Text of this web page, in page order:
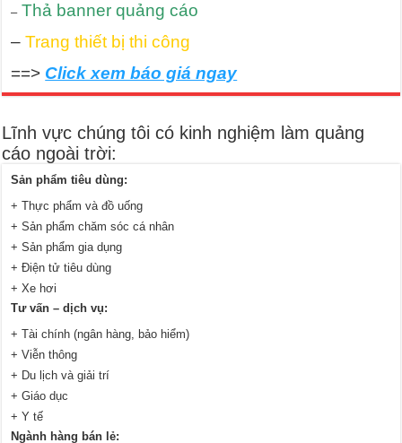
– Thả banner quảng cáo
–Trang thiết bị thi công
==> Click xem báo giá ngay
Lĩnh vực chúng tôi có kinh nghiệm làm quảng
cáo ngoài trời:
Sản phẩm tiêu dùng:
+ Thực phẩm và đồ uống
+ Sản phẩm chăm sóc cá nhân
+ Sản phẩm gia dụng
+ Điện tử tiêu dùng
+ Xe hơi
Tư vấn – dịch vụ:
+ Tài chính (ngân hàng, bảo hiểm)
+ Viễn thông
+ Du lịch và giải trí
+ Giáo dục
+ Y tế
Ngành hàng bán lẻ: